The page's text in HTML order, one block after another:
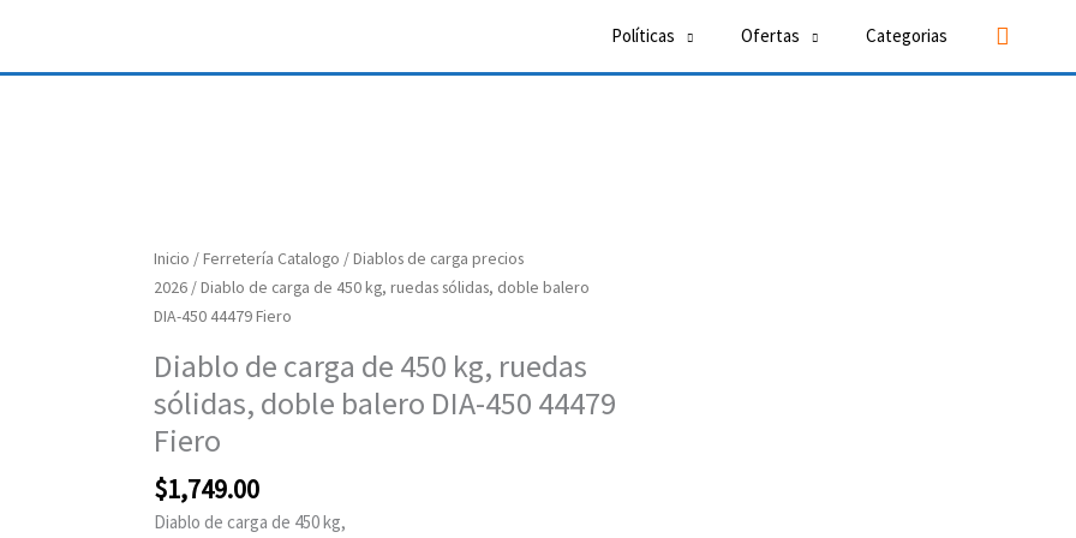
Políticas Ofertas Categorias Buscar
Inicio /Ferretería Catalogo /Diablos de carga precios
2026/ Diablo de carga de 450 kg, ruedas sólidas, doble balero
DIA-450 44479 Fiero
Diablo de carga de 450 kg, ruedas
sólidas, doble balero DIA-450 44479
Fiero
$1,749.00
Diablo de carga de 450 kg,
Diablo
de
carga
450
kg,
ruedas
sólidas,
doble
balero